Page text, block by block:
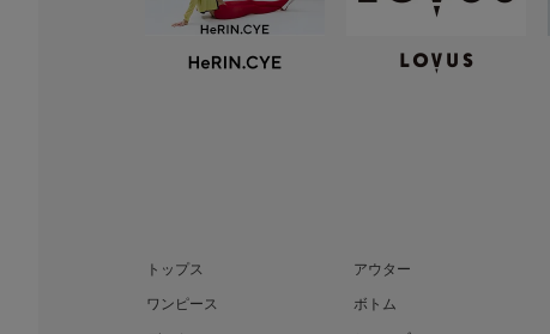
トップス
アウター
ワンピース
ボトム